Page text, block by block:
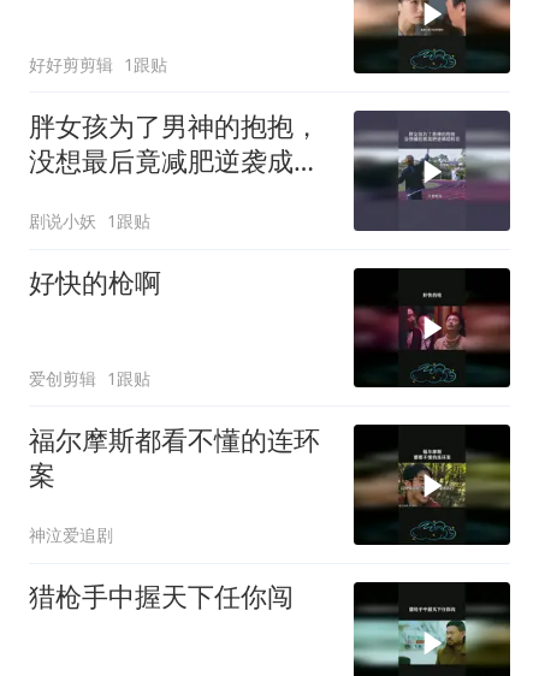
好好剪剪辑 1跟贴
胖女孩为了男神的抱抱，
没想最后竟减肥逆袭成校
剧说小妖 1跟贴
好快的枪啊
爱创剪辑 1跟贴
福尔摩斯都看不懂的连环
案
神泣爱追剧
猎枪手中握天下任你闯